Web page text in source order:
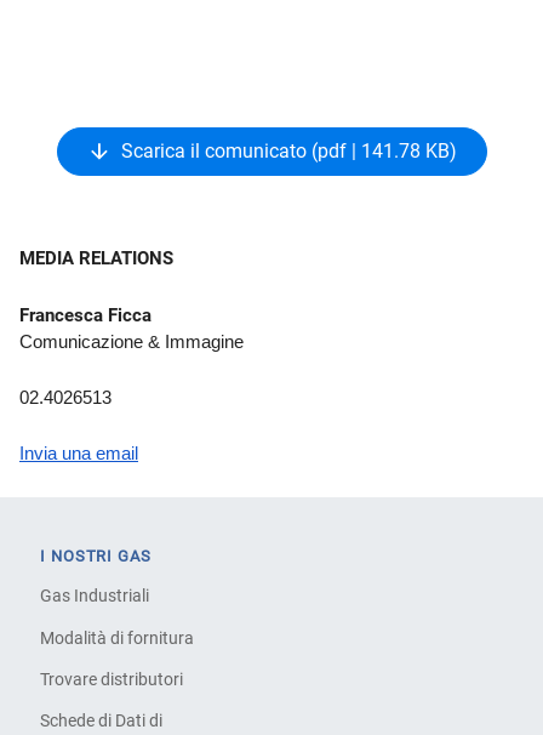
Scarica il comunicato (pdf | 141.78 KB)
MEDIA RELATIONS
Francesca Ficca
Comunicazione & Immagine
02.4026513
Invia una email
I NOSTRI GAS
Gas Industriali
Modalità di fornitura
Trovare distributori
Schede di Dati di